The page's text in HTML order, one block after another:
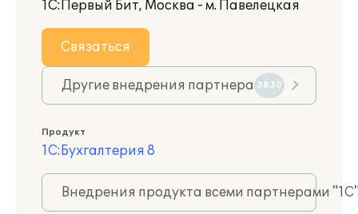
1С:Первый Бит, Москва - м. Павелецкая
Связаться
Другие внедрения партнера 3830
Продукт
1С:Бухгалтерия 8
Внедрения продукта всеми партнерами